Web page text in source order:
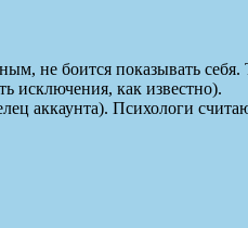
не боится показывать
исключения, как известно).
аккаунта). Психологи